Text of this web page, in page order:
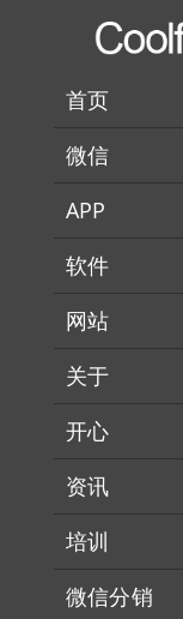
首页
微信
APP
软件
网站
关于
开心
资讯
培训
微信分销